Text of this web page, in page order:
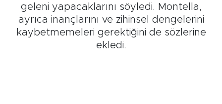
geleni yapacaklarını söyledi. Montella,
ayrıca inançlarını ve zihinsel dengelerini
kaybetmemeleri gerektiğini de sözlerine
ekledi.